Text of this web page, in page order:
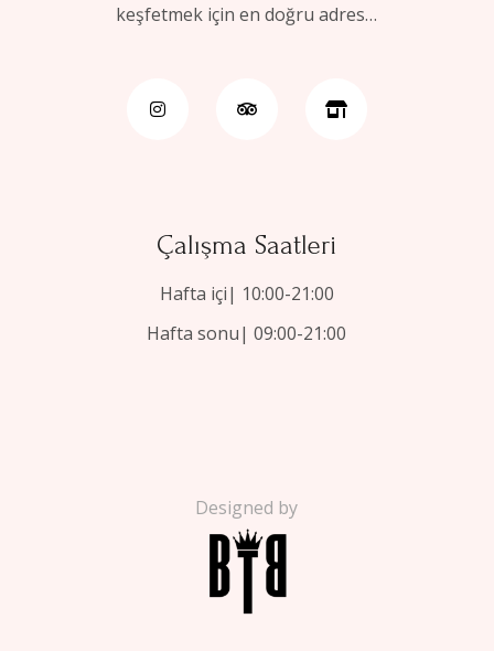
keşfetmek için en doğru adres…
Çalışma Saatleri
Hafta içi| 10:00-21:00
Hafta sonu| 09:00-21:00
Designed by